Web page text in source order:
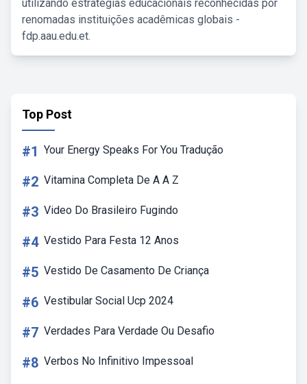
utilizando estratégias educacionais reconhecidas por
renomadas instituições acadêmicas globais -
fdp.aau.edu.et.
Top Post
#1 Your Energy Speaks For You Tradução
#2 Vitamina Completa De A A Z
#3 Video Do Brasileiro Fugindo
#4 Vestido Para Festa 12 Anos
#5 Vestido De Casamento De Criança
#6 Vestibular Social Ucp 2024
#7 Verdades Para Verdade Ou Desafio
#8 Verbos No Infinitivo Impessoal